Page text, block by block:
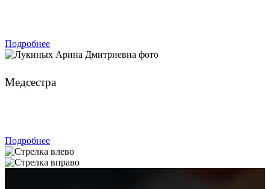
Подробнее
Медсестра
Подробнее